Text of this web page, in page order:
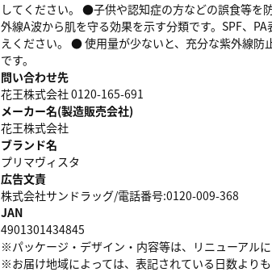
してください。 ●子供や認知症の方などの誤食等を
外線A波から肌を守る効果を示す分類です。SPF、
えください。 ● 使用量が少ないと、充分な紫外線
です。
問い合わせ先
花王株式会社 0120-165-691
メーカー名(製造販売会社)
花王株式会社
ブランド名
プリマヴィスタ
広告文責
株式会社サンドラッグ/電話番号:0120-009-368
JAN
4901301434845
※パッケージ・デザイン・内容等は、リニューアル
※お届け地域によっては、表記されている日数より